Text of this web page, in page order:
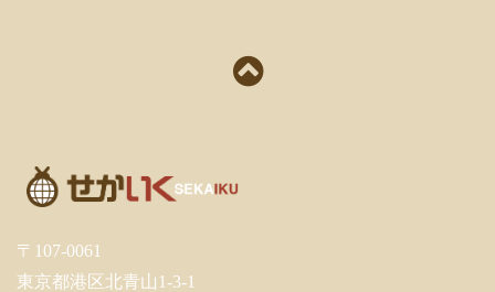
〒107-0061
東京都港区北青山1-3-1